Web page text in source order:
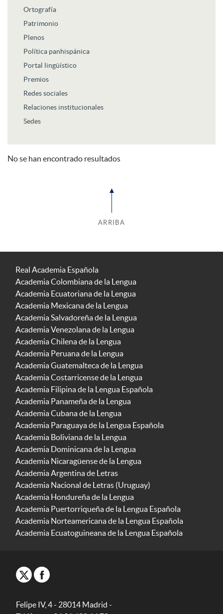
Ortografía
Patrimonio
Plenos
Política panhispánica
Portal lingüístico
Premios
Redes sociales
Relaciones institucionales
Sedes
No se han encontrado resultados
ARRIBA
Real Academia Española
Academia Colombiana de la Lengua
Academia Ecuatoriana de la Lengua
Academia Mexicana de la Lengua
Academia Salvadoreña de la Lengua
Academia Venezolana de la Lengua
Academia Chilena de la Lengua
Academia Peruana de la Lengua
Academia Guatemalteca de la Lengua
Academia Costarricense de la Lengua
Academia Filipina de la Lengua Española
Academia Panameña de la Lengua
Academia Cubana de la Lengua
Academia Paraguaya de la Lengua Española
Academia Boliviana de la Lengua
Academia Dominicana de la Lengua
Academia Nicaragüense de la Lengua
Academia Argentina de Letras
Academia Nacional de Letras (Uruguay)
Academia Hondureña de la Lengua
Academia Puertorriqueña de la Lengua Española
Academia Norteamericana de la Lengua Española
Academia Ecuatoguineana de la Lengua Española
Felipe IV, 4 - 28014 Madrid -